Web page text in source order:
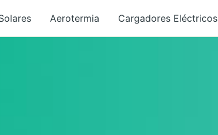
Aerotermia Cargadores Eléctricos